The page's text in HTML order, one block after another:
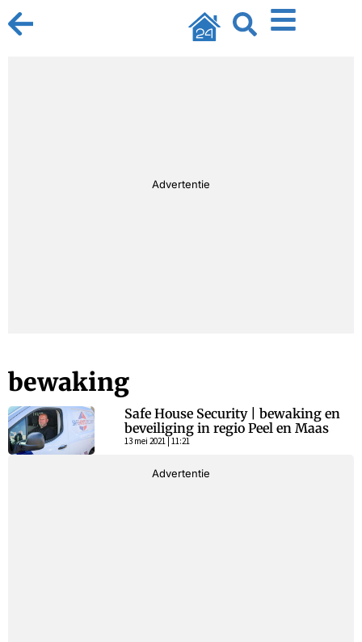
Advertentie
bewaking
Safe House Security | bewaking en
beveiliging in regio Peel en Maas
13 mei 2021 | 11:21
Advertentie